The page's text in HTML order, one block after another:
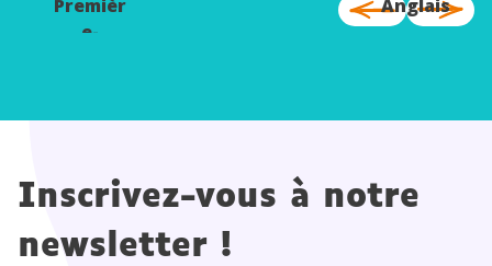
Premièr
e-
Anglais
Inscrivez-vous à notre
newsletter !